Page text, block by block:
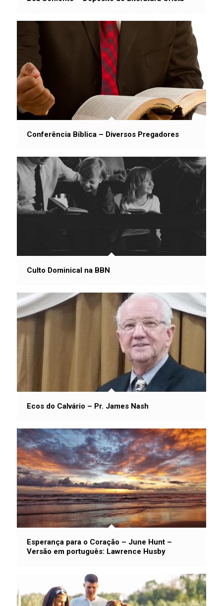
Conferência Bíblica – Diversos Pregadores
Culto Dominical na BBN
Ecos do Calvário – Pr. James Nash
Esperança para o Coração – June Hunt –
Versão em português: Lawrence Husby